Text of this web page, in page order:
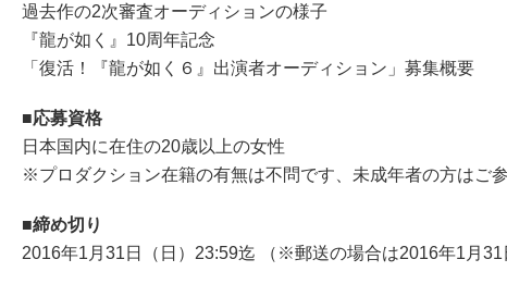
過去作の2次審査オーディションの様子
『龍が如く』10周年記念
「復活！『龍が如く６』出演者オーディション」募集概要
■応募資格
日本国内に在住の20歳以上の女性
※プロダクション在籍の有無は不問です、未成年者の方はご
■締め切り
2016年1月31日（日）23:59迄 （※郵送の場合は2016年1月31